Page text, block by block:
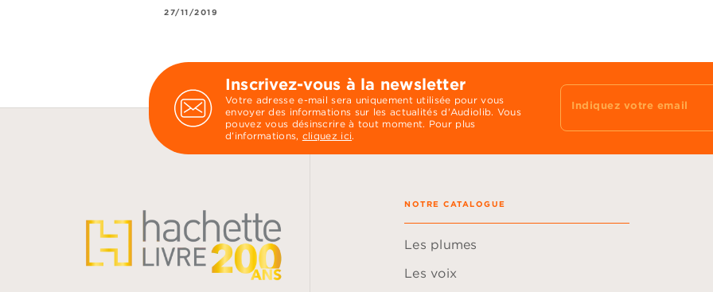
27/11/2019
Inscrivez-vous à la newsletter
Votre adresse e-mail sera uniquement utilisée pour vous
envoyer des informations sur les actualités d'Audiolib. Vous
pouvez vous désinscrire à tout moment. Pour plus
d’informations, cliquez ici.
Indiquez votre email
NOTRE CATALOGUE
Les plumes
Les voix